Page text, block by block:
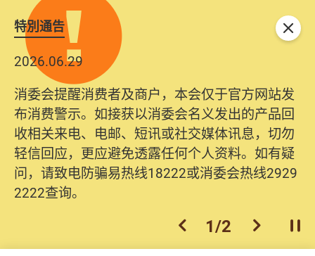
特別通告
2026.06.29
消委会提醒消费者及商户，本会仅于官方网站发
布消费警示。如接获以消委会名义发出的产品回
收相关来电、电邮、短讯或社交媒体讯息，切勿
轻信回应，更应避免透露任何个人资料。如有疑
问，请致电防骗易热线18222或消委会热线2929
2222查询。
上一个
1/2 下一个开
关闭